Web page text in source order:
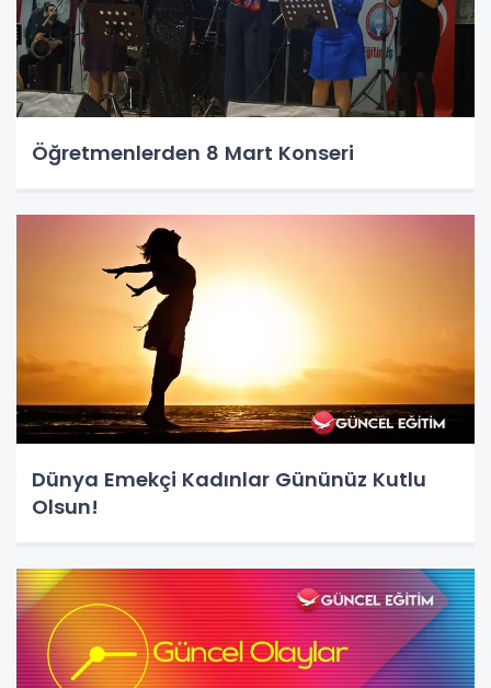
Öğretmenlerden 8 Mart Konseri
Dünya Emekçi Kadınlar Gününüz Kutlu
Olsun!